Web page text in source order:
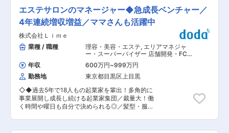
業績結果に応じ、奨励金（歩合）があります。ま
た、自身の頑張りが昇進、昇格などに反映される
環境です。 変更の範囲：会社の定める業務
／美容業界のトレンド） ・2ヶ月目：担当サロン
を1社持ち、実務開始 ・〜6ヶ月目：OJT＋一人前
研修 ・6ヶ月〜1年：プランナーとして独り立ち
■組織構成： 社員数21名（うちビューティー領域
12名）、Webプランナー7名、ディレクター5名。
20代後半が中心で、前職はアパレル接客や訪問営
業など多彩。未経験入社のメンバーが多数活躍し
ています。 ■魅力ポイント： ・未経験からでも
安心の教育体制 ・美容業界に関われるやりがい
・フラットで個性を尊重する職場文化 ・リピート
率90％の高評価サービス 変更の範囲：会社の定
める業務
ープの多角的な事業（chocoZAP、ボディメイク
事業、リテール事業等）から得られる膨大なデー
タを活用し、ビジネスインパクトを最大化するた
めのデータ基盤構築およびAIソリューションの開
発を担っていただきます。 ＜具体的には＞ ◎デー
タパイプラインの構築・運用 ・社内外の多様なツ
ール・システムからBigQueryへのデータ連携・集
約 ・分析用データマートの設計およびETL処理の
実装 ◎データの可視化と意思決定支援 ・Looker
Studio等を用いたダッシュボード構築による、経
営・現場の意思決定支援 ◎AI・LLMを活用したソ
リューション開発 ・生成AI（LLM）等を用いた社
内業務効率化や顧客体験向上を目的としたエンジ
ニアリング（チャットボット基盤の構築など） ◎
エステサロンのマネージャー◆急成長ベンチャー／
4年連続増収増益／ママさんも活躍中
株式会社Ｌｉｍｅ
業種 / 職種
理容・美容・エステ, エリアマネジャ
ー・スーパーバイザー 店舗開発・FC開
発
年収 600万円~999万円
勤務地
東京都目黒区上目黒
◇◆過去5年で18人もの起業家を輩出！多角的に
事業展開し成長し続ける起業家集団／裁量大！働
く時間や曜日も自分で決められる◎／髪型・服装
ンのマネージャーとして事業拡大の業務をお任せ